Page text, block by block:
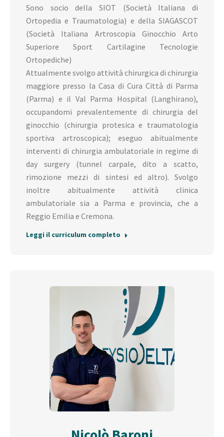
Sono socio della SIOT (Società Italiana di
Ortopedia e Traumatologia) e della SIAGASCOT
(Società Italiana Artroscopia Ginocchio Arto
Superiore Sport Cartilagine Tecnologie
Ortopediche)
Attualmente svolgo attività chirurgica di chirurgia
maggiore presso la Casa di Cura Città di Parma
(Parma) e il Val Parma Hospital (Langhirano),
occupandomi prevalentemente di chirurgia del
ginocchio (chirurgia protesica e traumatologia
sportiva artroscopica); eseguo abitualmente
interventi di chirurgia ambulatoriale in regime di
day surgery (tunnel carpale, dito a scatto,
rimozione mezzi di sintesi ed altro). Svolgo
inoltre abitualmente attività clinica
ambulatoriale sia a Parma e provincia, che a
Reggio Emilia e Cremona.
Leggi il curriculum completo